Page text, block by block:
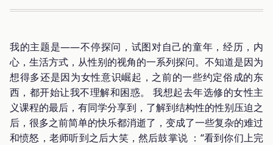
我的主题是——不停探问，试图对自己的童年，经历，内
心，生活方式，从性别的视角的一系列探问。不知道是因为
想得多还是因为女性意识崛起，之前的一些约定俗成的东
西，都开始让我不理解和困惑。 我想起去年选修的女性主
义课程的最后，有同学分享到，了解到结构性的性别压迫之
后，很多之前简单的快乐都消逝了，变成了一些复杂的难过
和愤怒，老师听到之后大笑，然后鼓掌说 ：“看到你们上完